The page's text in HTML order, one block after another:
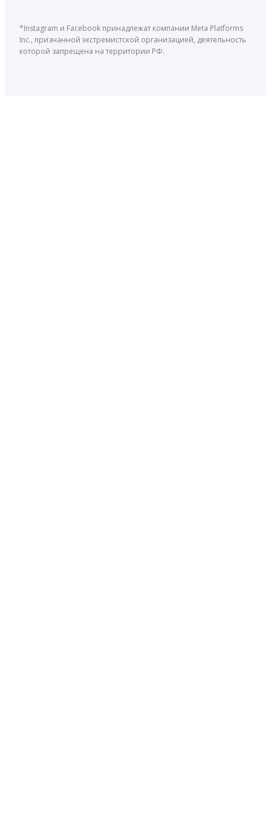
*Instagram и Facebook принадлежат компании Meta Platforms
Inc., признанной экстремистской организацией, деятельность
которой запрещена на территории РФ.